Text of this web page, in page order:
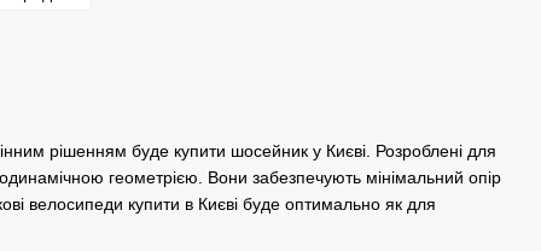
рішенням буде купити шосейник у Києві. Розроблені для
геометрією. Вони забезпечують мінімальний опір
велосипеди купити в Києві буде оптимально як для